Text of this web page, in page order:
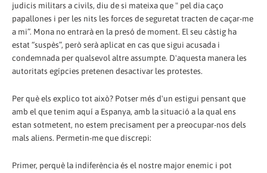
judicis militars a civils, diu de si mateixa que " pel dia caço
papallones i per les nits les forces de seguretat tracten de caçar-me
a mi”. Mona no entrarà en la presó de moment. El seu càstig ha
estat “suspès”, però serà aplicat en cas que sigui acusada i
condemnada per qualsevol altre assumpte. D'aquesta manera les
autoritats egípcies pretenen desactivar les protestes.
Per què els explico tot això? Potser més d'un estigui pensant que
amb el que tenim aquí a Espanya, amb la situació a la qual ens
estan sotmetent, no estem precisament per a preocupar-nos dels
mals aliens. Permetin-me que discrepi:
Primer, perquè la indiferència és el nostre major enemic i pot